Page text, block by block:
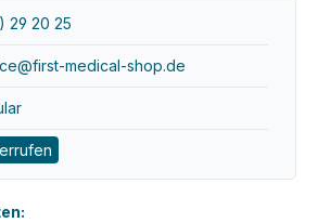
29 20 25
medical-shop.de